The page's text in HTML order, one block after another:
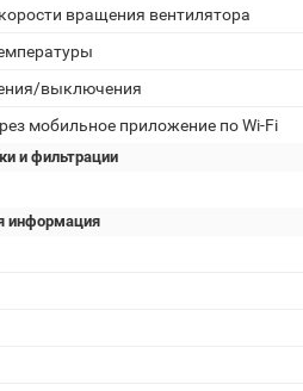
вращения вентилятора
выключения
мобильное приложение по Wi-Fi
и фильтрации
информация